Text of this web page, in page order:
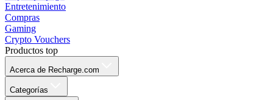
Entretenimiento
Compras
Gaming
Crypto Vouchers
Productos top
Acerca de Recharge.com
Categorías